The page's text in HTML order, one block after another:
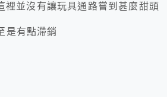
裡並沒有讓玩具通路嘗到甚麼甜頭
是有點滯銷